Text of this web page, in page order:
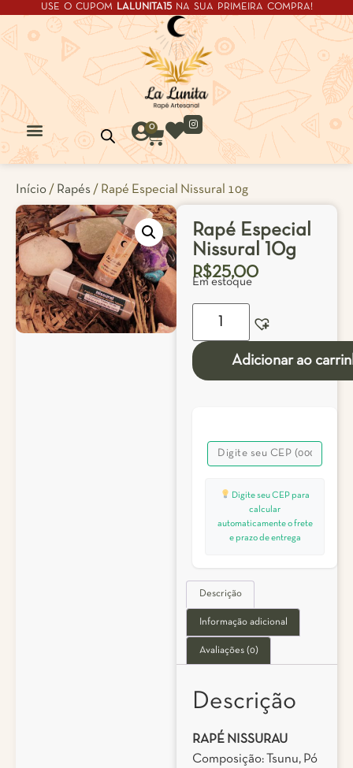
USE O CUPOM LALUNITA15NA SUA PRIMEIRA COMPRA!
0
Início / Rapés / Rapé Especial Nissural 10g
Rapé Especial
Nissural 10g
R$25,00
Em estoque
Adicionar ao
Digite seu CEP para
calcular
automaticamente o frete
e prazo de entrega
Descrição
Informação adicional
Avaliações (0)
Descrição
RAPÉ NISSURAU
Composição: Tsunu, Pó